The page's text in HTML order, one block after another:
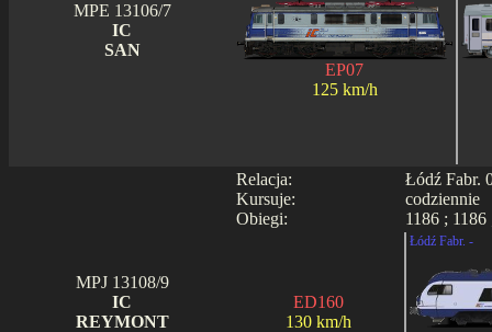
MPE 13106/7
IC
SAN
EP07
125 km/h
Relacja:
Kursuje:
Obiegi:
Łódź Fabr.
codziennie
1186 ; 1186
MPJ 13108/9
IC
REYMONT
ED160
130 km/h
Łódź Fabr. -